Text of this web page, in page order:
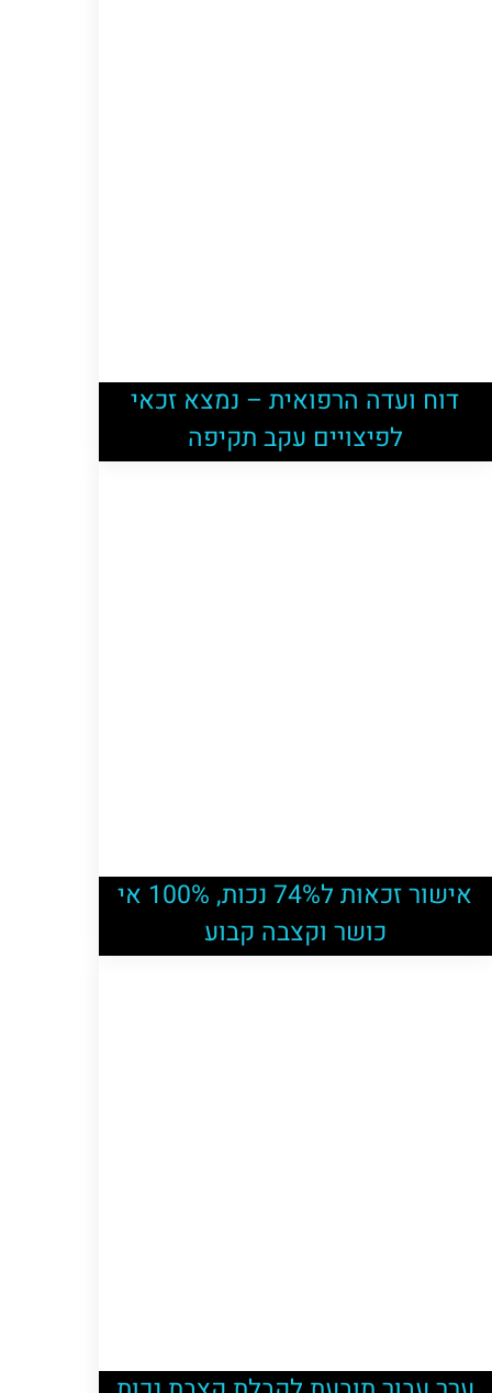
דוח ועדה הרפואית – נמצא זכאי
לפיצויים עקב תקיפה
אישור זכאות ל74% נכות, 100% אי
כושר וקצבה קבוע